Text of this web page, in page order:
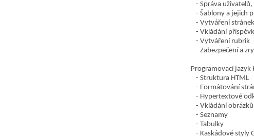
Správa
Šablony a jejich
Vytváření stránek
Vkládání
Vytváření rubrik
Zabezpečení a
Programovací jazyk
Struktura HTML
Formátování
Hypertextové
Vkládání obrázků
Seznamy
Tabulky
Kaskádové styly